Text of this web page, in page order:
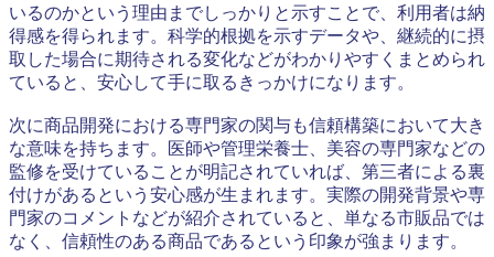
いるのかという理由までしっかりと示すことで、利用者は納
得感を得られます。科学的根拠を示すデータや、継続的に摂
取した場合に期待される変化などがわかりやすくまとめられ
ていると、安心して手に取るきっかけになります。
次に商品開発における専門家の関与も信頼構築において大き
な意味を持ちます。医師や管理栄養士、美容の専門家などの
監修を受けていることが明記されていれば、第三者による裏
付けがあるという安心感が生まれます。実際の開発背景や専
門家のコメントなどが紹介されていると、単なる市販品では
なく、信頼性のある商品であるという印象が強まります。